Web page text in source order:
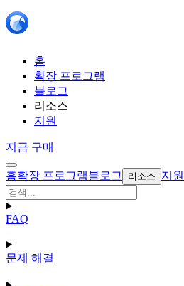
홈
확장 프로그램
블로그
리소스
지원
지금 구매
홈확장 프로그램블로그 리소스 지원
FAQ
문제 해결